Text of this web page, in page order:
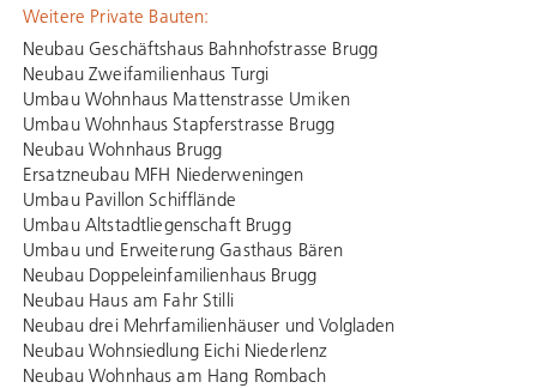
Weitere Private Bauten:
Neubau Geschäftshaus Bahnhofstrasse Brugg
Neubau Zweifamilienhaus Turgi
Umbau Wohnhaus Mattenstrasse Umiken
Umbau Wohnhaus Stapferstrasse Brugg
Neubau Wohnhaus Brugg
Ersatzneubau MFH Niederweningen
Umbau Pavillon Schifflände
Umbau Altstadtliegenschaft Brugg
Umbau und Erweiterung Gasthaus Bären
Neubau Doppeleinfamilienhaus Brugg
Neubau Haus am Fahr Stilli
Neubau drei Mehrfamilienhäuser und Volgladen
Neubau Wohnsiedlung Eichi Niederlenz
Neubau Wohnhaus am Hang Rombach